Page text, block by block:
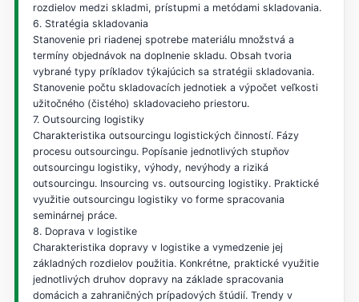
rozdielov medzi skladmi, prístupmi a metódami skladovania.
6. Stratégia skladovania
Stanovenie pri riadenej spotrebe materiálu množstvá a
termíny objednávok na doplnenie skladu. Obsah tvoria
vybrané typy príkladov týkajúcich sa stratégii skladovania.
Stanovenie počtu skladovacích jednotiek a výpočet veľkosti
užitočného (čistého) skladovacieho priestoru.
7. Outsourcing logistiky
Charakteristika outsourcingu logistických činností. Fázy
procesu outsourcingu. Popísanie jednotlivých stupňov
outsourcingu logistiky, výhody, nevýhody a riziká
outsourcingu. Insourcing vs. outsourcing logistiky. Praktické
využitie outsourcingu logistiky vo forme spracovania
seminárnej práce.
8. Doprava v logistike
Charakteristika dopravy v logistike a vymedzenie jej
základných rozdielov použitia. Konkrétne, praktické využitie
jednotlivých druhov dopravy na základe spracovania
domácich a zahraničných prípadových štúdií. Trendy v